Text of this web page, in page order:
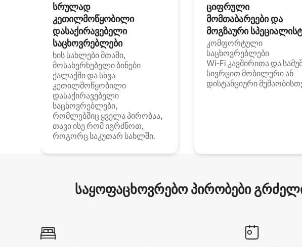
სრულად
კეთილმოწყობილი
დასაქირავებელი
საცხოვრებლები
ხის სახლები მთაში,
მოსახერხებელი ბინები
ქალაქში და სხვა
კეთილმოწყობილი
დასაქირავებელი
საცხოვრებლები,
რომლებშიც ყველა პირობაა,
თავი ისე რომ იგრძნოთ,
როგორც საკუთარ სახლში.
ციფრული
მომთაბარეები და
მოგზაური
კომფორტული
საცხოვრებლები
Wi‑Fi კავშირითა და
სივრცით მობილური ან
დისტანციური
საყოფაცხოვრებო პირობები